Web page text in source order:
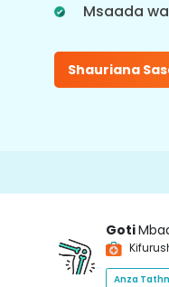
Msaada
Shauriana
Goti
Anza